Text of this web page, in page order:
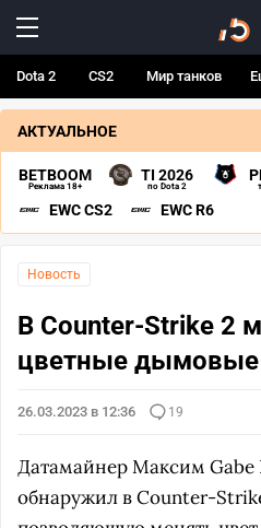
Dota 2 CS2 Мир танков
АКТУАЛЬНОЕ
BETBOOM
Реклама 18+
TI 2026
по Dota 2
EWC CS2 EWC R6
Новость
В Counter-Strike 2
цветные дымовые
26.03.2023 в 12:36 19
Датамайнер Максим Gabe
обнаружил в Counter-